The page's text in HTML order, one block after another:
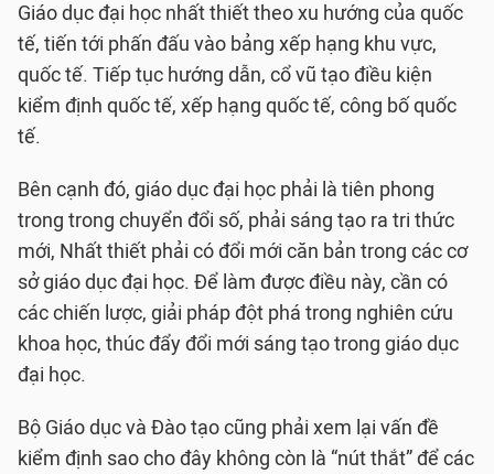
Giáo dục đại học nhất thiết theo xu hướng của quốc
tế, tiến tới phấn đấu vào bảng xếp hạng khu vực,
quốc tế. Tiếp tục hướng dẫn, cổ vũ tạo điều kiện
kiểm định quốc tế, xếp hạng quốc tế, công bố quốc
tế.
Bên cạnh đó, giáo dục đại học phải là tiên phong
trong trong chuyển đổi số, phải sáng tạo ra tri thức
mới, Nhất thiết phải có đổi mới căn bản trong các cơ
sở giáo dục đại học. Để làm được điều này, cần có
các chiến lược, giải pháp đột phá trong nghiên cứu
khoa học, thúc đẩy đổi mới sáng tạo trong giáo dục
đại học.
Bộ Giáo dục và Đào tạo cũng phải xem lại vấn đề
kiểm định sao cho đây không còn là “nút thắt” để các